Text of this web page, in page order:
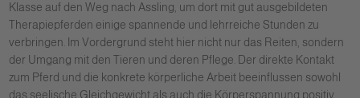
Klasse auf den Weg nach Assling, um dort mit gut ausgebildeten
Therapiepferden einige spannende und lehrreiche Stunden zu
verbringen. Im Vordergrund steht hier nicht nur das Reiten, sondern
der Umgang mit den Tieren und deren Pflege. Der direkte Kontakt
zum Pferd und die konkrete körperliche Arbeit beeinflussen sowohl
das seelische Gleichgewicht als auch die Körperspannung positiv.